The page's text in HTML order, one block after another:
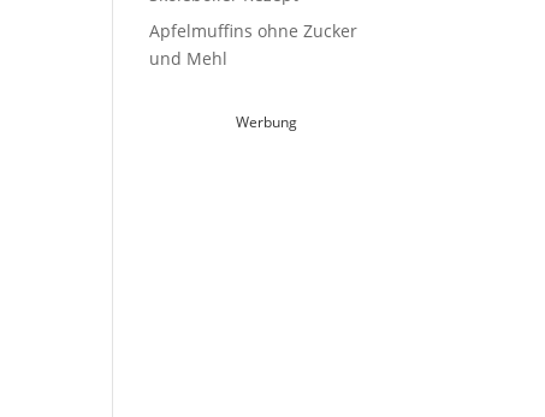
Apfelmuffins ohne Zucker
und Mehl
Werbung